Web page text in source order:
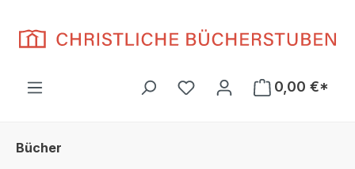
Du hast 0 Produkte auf
0,00 €*
Bücher